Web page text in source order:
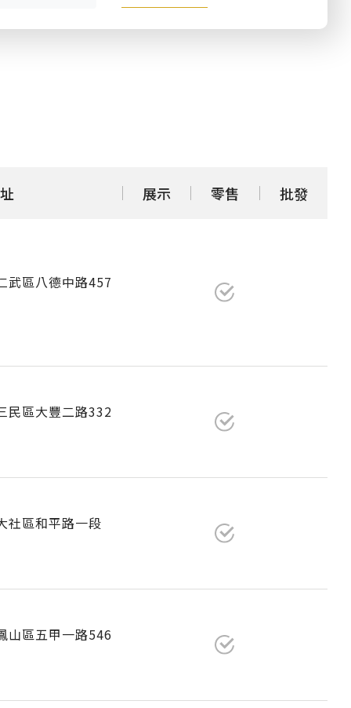
展示 零售 批發
武區八德中路457
民區大豐二路332
社區和平路一段
山區五甲一路546